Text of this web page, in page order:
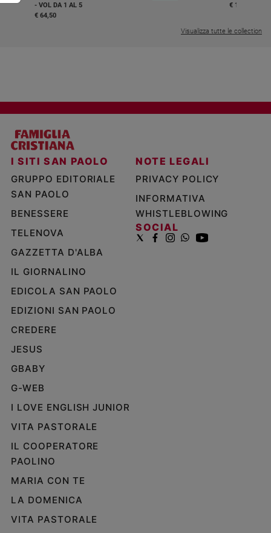
- VOL DA 1 AL 5
€ 64,50
€ 18,50
Visualizza tutte le collection
I SITI SAN PAOLO
GRUPPO EDITORIALE
SAN PAOLO
BENESSERE
TELENOVA
GAZZETTA D'ALBA
IL GIORNALINO
EDICOLA SAN PAOLO
EDIZIONI SAN PAOLO
CREDERE
JESUS
GBABY
G-WEB
I LOVE ENGLISH JUNIOR
VITA PASTORALE
IL COOPERATORE
PAOLINO
MARIA CON TE
LA DOMENICA
VITA PASTORALE
NOTE LEGALI
PRIVACY POLICY
INFORMATIVA
WHISTLEBLOWING
SOCIAL